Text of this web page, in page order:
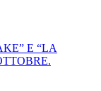
E “LA